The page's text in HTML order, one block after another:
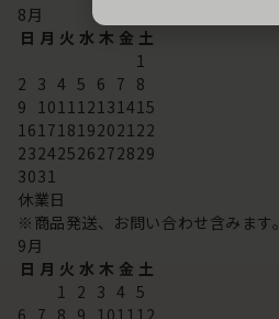
8月
日 月 火 水 木 金 土
1
2 3 4 5 6 7 8
9 101112131415
16171819202122
23242526272829
3031
休業日
※商品発送、お問い合わせ含みます。
9月
日 月 火 水 木 金 土
1 2 3 4 5
6 7 8 9 101112